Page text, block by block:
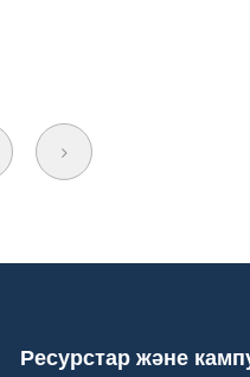
Ресурстар және